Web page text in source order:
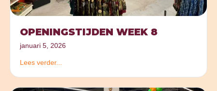
OPENINGSTIJDEN WEEK 8
januari 5, 2026
Lees verder...